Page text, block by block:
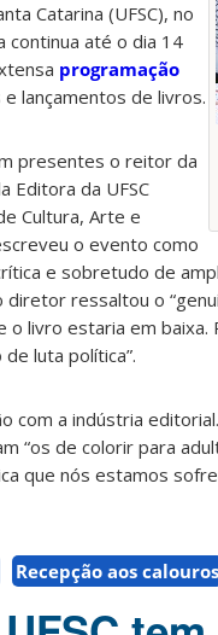
Catarina (UFSC), no
continua até o dia 14
programação
lançamentos de livros.
presentes o reitor da
Editora da UFSC
Cultura, Arte e
o evento como
e sobretudo de
diretor ressaltou o
o livro estaria em
luta política”.
com a indústria
“os de colorir para
que nós estamos
Recepção aos calouros